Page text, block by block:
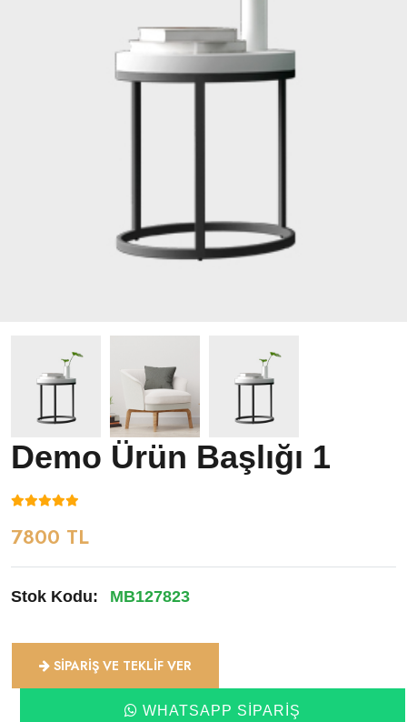
Demo Ürün Başlığı 1
7800 TL
Stok Kodu: MB127823
SIPARIŞ VE TEKLIF VER
WHATSAPP SIPARIŞ